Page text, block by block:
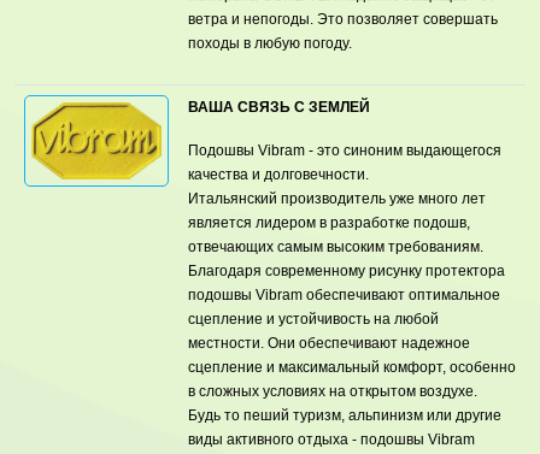
ветра и непогоды. Это позволяет совершать
походы в любую погоду.
ВАША СВЯЗЬ С ЗЕМЛЕЙ
Подошвы Vibram - это синоним выдающегося
качества и долговечности.
Итальянский производитель уже много лет
является лидером в разработке подошв,
отвечающих самым высоким требованиям.
Благодаря современному рисунку протектора
подошвы Vibram обеспечивают оптимальное
сцепление и устойчивость на любой
местности. Они обеспечивают надежное
сцепление и максимальный комфорт, особенно
в сложных условиях на открытом воздухе.
Будь то пеший туризм, альпинизм или другие
виды активного отдыха - подошвы Vibram